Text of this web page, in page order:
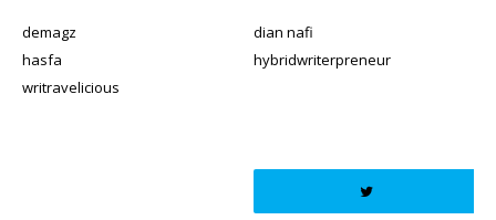
demagz
dian nafi
hasfa
hybridwriterpreneur
writravelicious